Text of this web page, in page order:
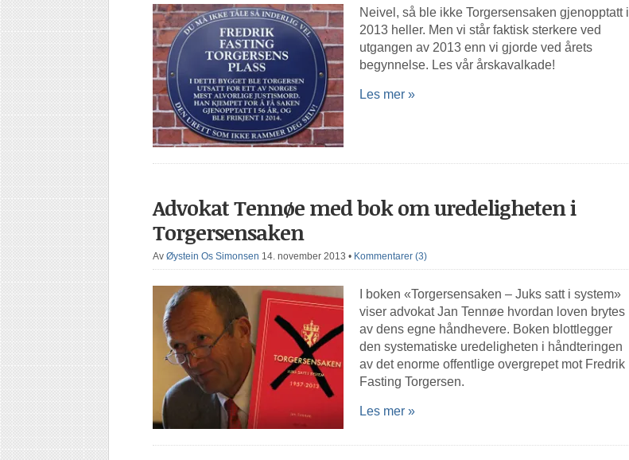
Neivel, så ble ikke Torgersensaken gjenopptatt i
2013 heller. Men vi står faktisk sterkere ved
utgangen av 2013 enn vi gjorde ved årets
begynnelse. Les vår årskavalkade!
Les mer »
Advokat Tennøe med bok om uredeligheten i
Torgersensaken
Av Øystein Os Simonsen 14. november 2013 • Kommentarer (3)
I boken «Torgersensaken – Juks satt i system»
viser advokat Jan Tennøe hvordan loven brytes
av dens egne håndhevere. Boken blottlegger
den systematiske uredeligheten i håndteringen
av det enorme offentlige overgrepet mot Fredrik
Fasting Torgersen.
Les mer »